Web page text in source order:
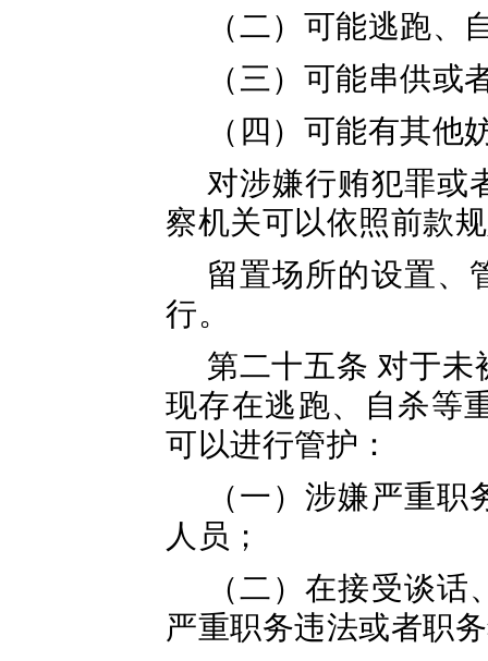
（二）可能逃跑、
（三）可能串供或
（四）可能有其他
对涉嫌行贿犯罪或
察机关可以依照前款
留置场所的设置、
行。
第二十五条 对于
现存在逃跑、自杀等
可以进行管护：
（一）涉嫌严重
人员；
（二）在接受谈
严重职务违法或者职